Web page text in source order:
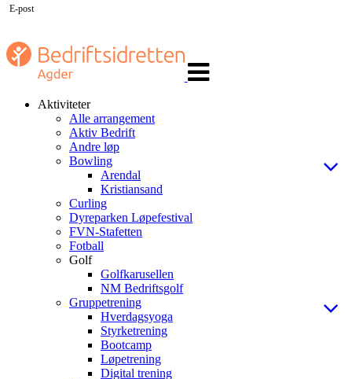
navigasjon
Aktiviteter
Alle arrangement
Aktiv Bedrift
Andre løp
Bowling
Arendal
Kristiansand
Curling
Dyreparken Løpefestival
FVN-Stafetten
Fotball
Golf
Golfkarusellen
NM Bedriftsgolf
Gruppetrening
Hverdagsyoga
Styrketrening
Bootcamp
Løpetrening
Digital trening
E-post